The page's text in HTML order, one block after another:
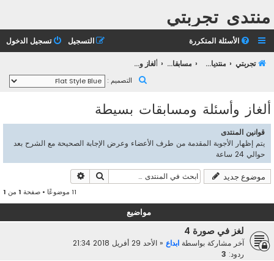
منتدى تجربتي
الأسئلة المتكررة تسجيل الدخول التسجيل
تجربتي منتديات التعليم الثانوي مسابقات تجربتــي ألغاز وأسئلة ومسابقات بسيطة
التصميم :
ث
ألغاز وأسئلة ومسابقات بسيطة
قوانين المنتدى
يتم إظهار الأجوبة المقدمة من طرف الأعضاء وعرض الإجابة الصحيحة مع الشرح بعد
حوالي 24 ساعة
موضوع جديد بحث
11 موضوعًا • صفحة 1 من 1
مواضيع
لغز في صورة 4
آخر مشاركة بواسطة ابداع « الأحد 29 أفريل 2018 21:34
ردود: 3